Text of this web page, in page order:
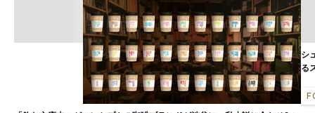
シ
る